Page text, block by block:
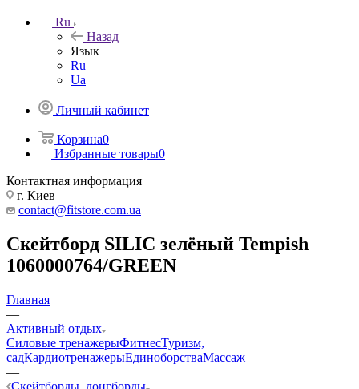
Ru
Назад
Язык
Ru
Ua
Личный кабинет
Корзина0
Избранные товары0
Контактная информация
г. Киев
contact@fitstore.com.ua
Скейтборд SILIC зелёный Tempish
1060000764/GREEN
Главная
—
Активный отдых
Силовые тренажерыФитнесТуризм,
садКардиотренажерыЕдиноборстваМассаж
—
Скейтборды, лонгборды